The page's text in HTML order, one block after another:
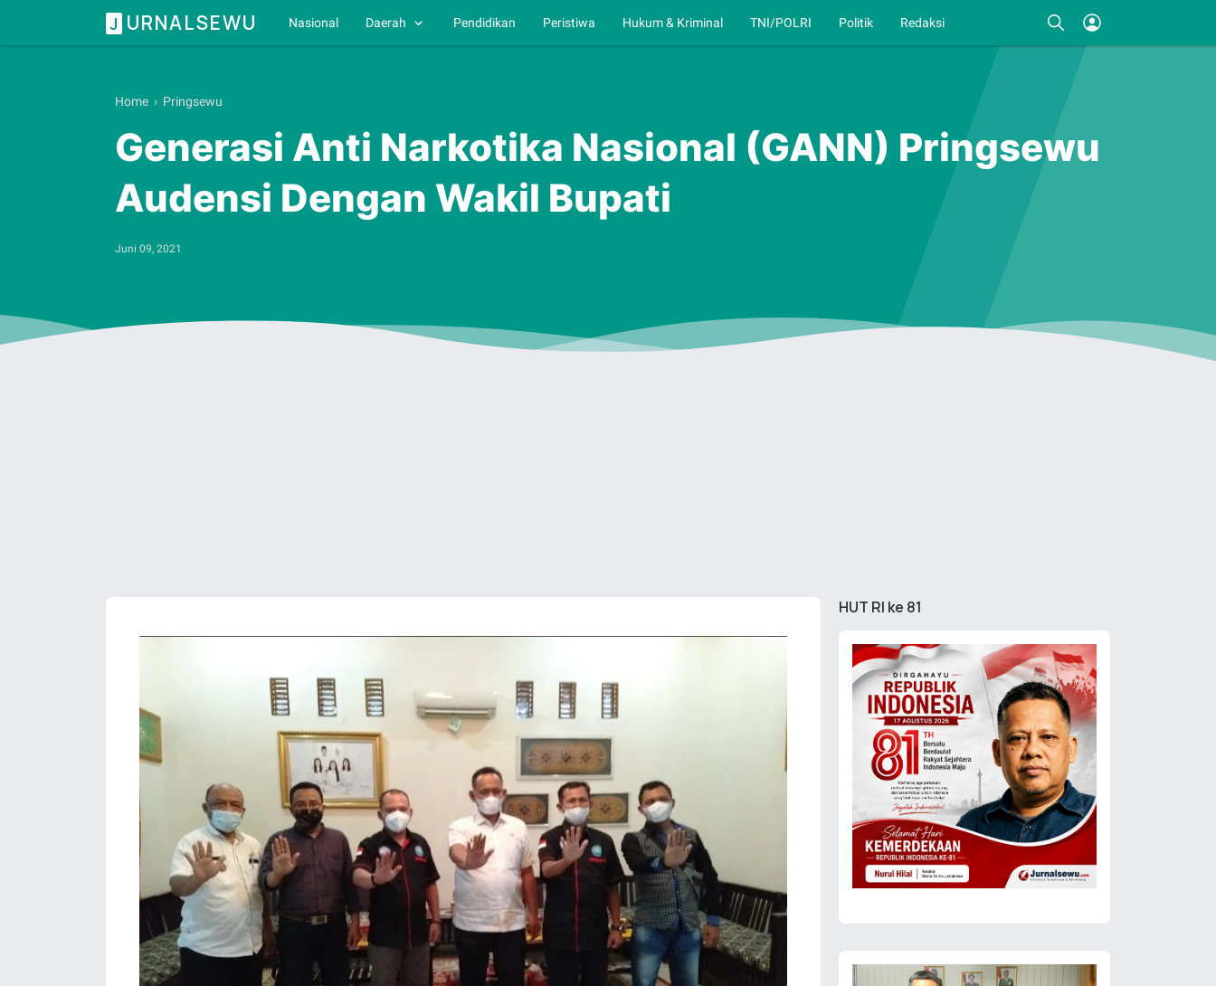
J URNALSEWU Nasional Daerah Pendidikan Peristiwa Hukum & Kriminal TNI/POLRI Politik Redaksi
Home › Pringsewu
Generasi Anti Narkotika Nasional (GANN) Pringsewu
Audensi Dengan Wakil Bupati
Juni 09, 2021
HUT RI ke 81